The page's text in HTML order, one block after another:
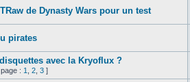
de Dynasty Wars pour un test
pirates
avec la Kryoflux ?
: 1 2 3 ]